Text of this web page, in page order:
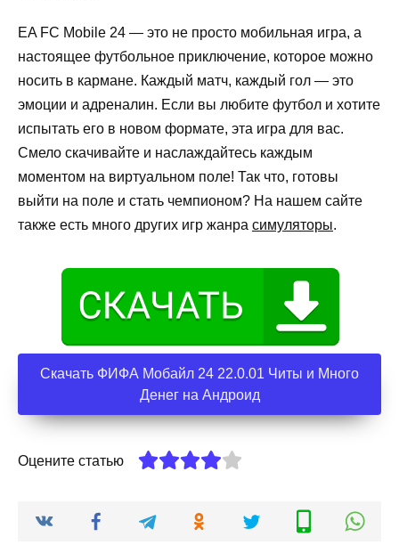
EA FC Mobile 24 — это не просто мобильная игра, а
настоящее футбольное приключение, которое можно
носить в кармане. Каждый матч, каждый гол — это
эмоции и адреналин. Если вы любите футбол и хотите
испытать его в новом формате, эта игра для вас.
Смело скачивайте и наслаждайтесь каждым
моментом на виртуальном поле! Так что, готовы
выйти на поле и стать чемпионом? На нашем сайте
также есть много других игр жанра симуляторы.
Скачать ФИФА Мобайл 24 22.0.01 Читы и Много
Денег на Андроид
Оцените статью